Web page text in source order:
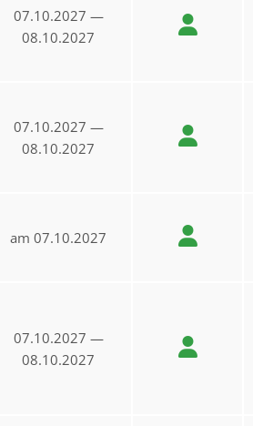
07.10.2027 —
08.10.2027
07.10.2027 —
08.10.2027
am 07.10.2027
07.10.2027 —
08.10.2027